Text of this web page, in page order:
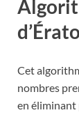
Cet
nombres
en éliminant